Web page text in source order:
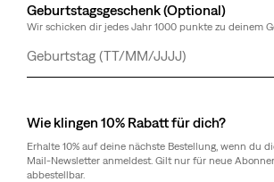
Geburtstagsgeschenk (Optional)
Wir schicken dir jedes Jahr 1000 punkte zu deinem
Tag
Monat
Jahr
Wie klingen 10% Rabatt für dich?
Erhalte 10% auf deine nächste Bestellung, wenn du
Mail-Newsletter anmeldest. Gilt nur für neue
abbestellbar.